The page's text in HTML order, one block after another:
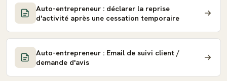
Auto-entrepreneur : déclarer la reprise
d'activité après une cessation temporaire
Auto-entrepreneur : Email de suivi client /
demande d'avis